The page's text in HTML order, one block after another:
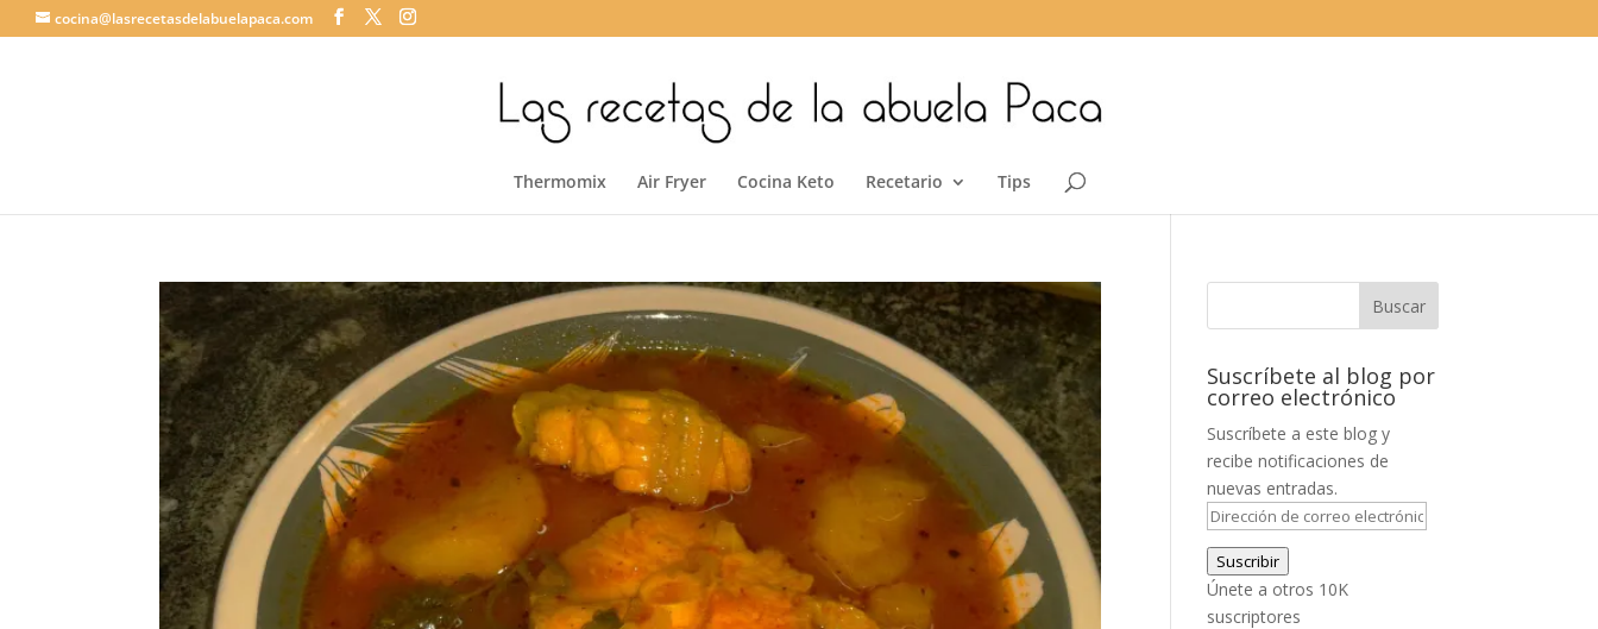
cocina@lasrecetasdelabuelapaca.com
Thermomix Air Fryer Cocina Keto Recetario Tips
Suscríbete al blog por
correo electrónico
Suscríbete a este blog y
recibe notificaciones de
nuevas entradas.
Dirección
de
correo
electrónico
Suscribir
Únete a otros 10K
suscriptores